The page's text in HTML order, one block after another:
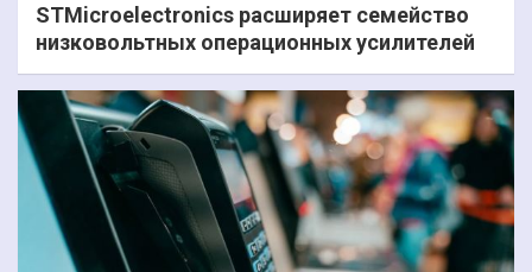
STMicroelectronics расширяет семейство
низковольтных операционных усилителей